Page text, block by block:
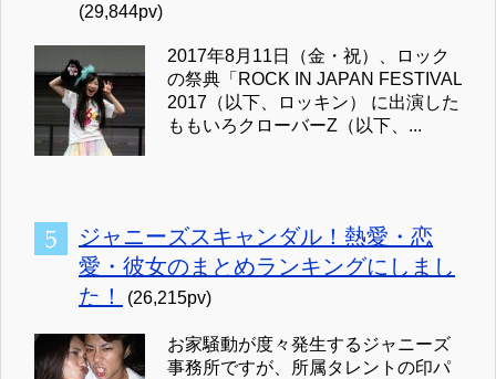
(29,844pv)
2017年8月11日（金・祝）、ロック
の祭典「ROCK IN JAPAN FESTIVAL
2017（以下、ロッキン） に出演した
ももいろクローバーZ（以下、...
ジャニーズスキャンダル！熱愛・恋
愛・彼女のまとめランキングにしまし
た！
(26,215pv)
お家騒動が度々発生するジャニーズ
事務所ですが、所属タレントの印パ